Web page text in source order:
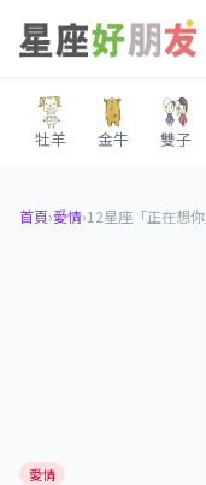
牡羊 金牛 雙子
首頁›愛情›
愛情